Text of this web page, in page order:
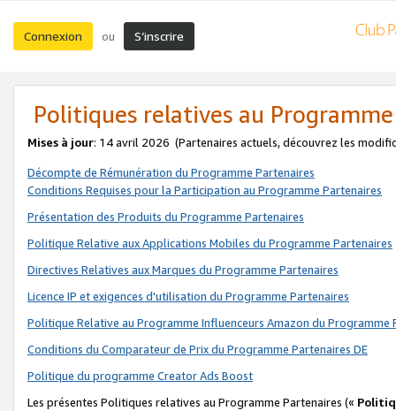
Connexion ou S’inscrire
Politiques relatives au
Mises à jour: 14 avril 2026 (Partenaires actuels, découvrez les
Décompte de Rémunération du Programme Partenaires
Conditions Requises pour la Participation au Programme Partenaires
Présentation des Produits du Programme Partenaires
Politique Relative aux Applications Mobiles du Programme Partenaires
Directives Relatives aux Marques du Programme Partenaires
Licence IP et exigences d'utilisation du Programme Partenaires
Politique Relative au Programme Influenceurs Amazon du Programme
Conditions du Comparateur de Prix du Programme Partenaires DE
Politique du programme Creator Ads Boost
Les présentes Politiques relatives au Programme Partenaires («